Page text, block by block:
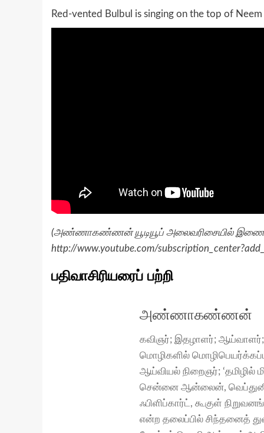
Red-vented Bulbul is singing on the top of
(அண்ணாகண்ணன் யூடியூப் அலைவரிசையில்
http://www.youtube.com/
பதிவாசிரியரைப் பற்றி
அண்ணாகண்ணன்
கவிஞர்; இதழாளர்; ஆய்வாளர்;
மொழிகளில்
ஆய்வியல் நிறைஞர்; ‘தமிழில்
சென்னை ஆன்லைன்,
ஃபிளிப்கார்ட், கூகுள்
என்ற தலைப்பில் சிந்தனைத்